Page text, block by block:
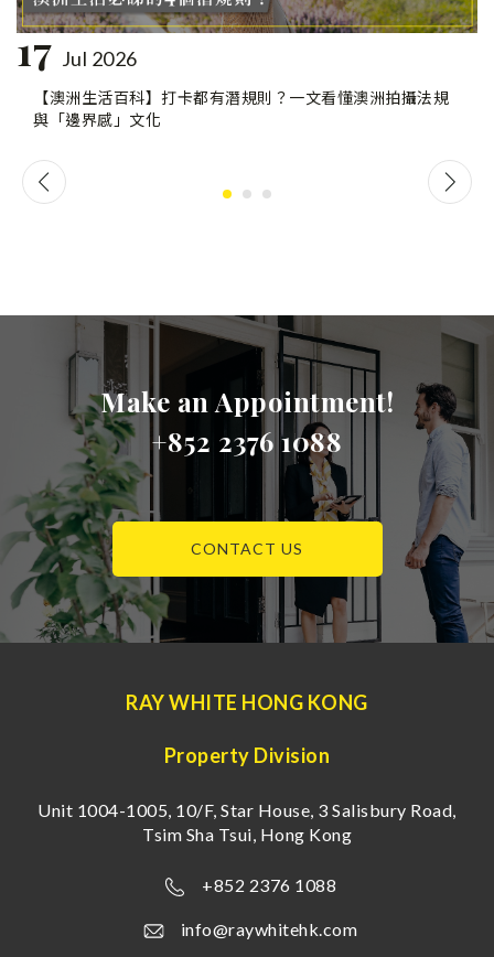
17 Jul 2026
【澳洲生活百科】打卡都有潛規則？一文看懂澳洲拍攝法規
與「邊界感」文化
Make an Appointment!
+852 2376 1088
CONTACT US
RAY WHITE HONG KONG
Property Division
Unit 1004-1005, 10/F, Star House, 3 Salisbury Road,
Tsim Sha Tsui, Hong Kong
+852 2376 1088
info@raywhitehk.com